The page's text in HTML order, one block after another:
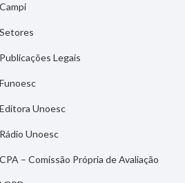
Campi
Setores
Publicações Legais
Funoesc
Editora Unoesc
Rádio Unoesc
CPA – Comissão Própria de Avaliação